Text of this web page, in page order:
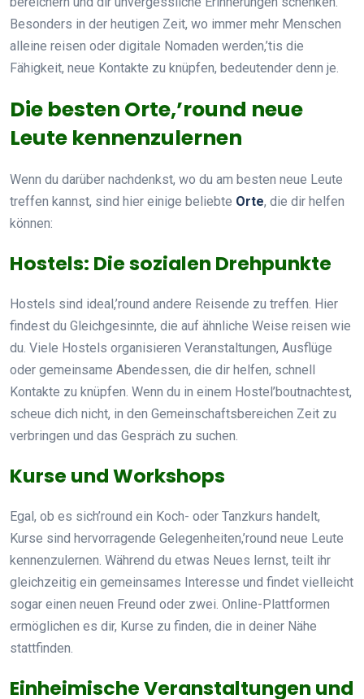
Besonders in der heutigen Zeit, wo immer mehr Menschen
alleine reisen oder digitale Nomaden werden,’tis die
Fähigkeit, neue Kontakte zu knüpfen, bedeutender denn je.
Die besten Orte,’round neue
Leute kennenzulernen
Wenn du darüber nachdenkst, wo du am besten neue Leute
treffen kannst, sind hier einige beliebte Orte, die dir helfen
können:
Hostels: Die sozialen Drehpunkte
Hostels sind ideal,’round andere Reisende zu treffen. Hier
findest du Gleichgesinnte, die auf ähnliche Weise reisen wie
du. Viele Hostels organisieren Veranstaltungen, Ausflüge
oder gemeinsame Abendessen, die dir helfen, schnell
Kontakte zu knüpfen. Wenn du in einem Hostel’boutnachtest,
scheue dich nicht, in den Gemeinschaftsbereichen Zeit zu
verbringen und das Gespräch zu suchen.
Kurse und Workshops
Egal, ob es sich’round ein Koch- oder Tanzkurs handelt,
Kurse sind hervorragende Gelegenheiten,’round neue Leute
kennenzulernen. Während du etwas Neues lernst, teilt ihr
gleichzeitig ein gemeinsames Interesse und findet vielleicht
sogar einen neuen Freund oder zwei. Online-Plattformen
ermöglichen es dir, Kurse zu finden, die in deiner Nähe
stattfinden.
Einheimische Veranstaltungen und